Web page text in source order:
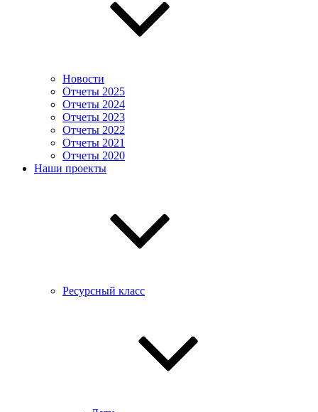
Новости
Отчеты 2025
Отчеты 2024
Отчеты 2023
Отчеты 2022
Отчеты 2021
Отчеты 2020
Наши проекты
Ресурсный класс